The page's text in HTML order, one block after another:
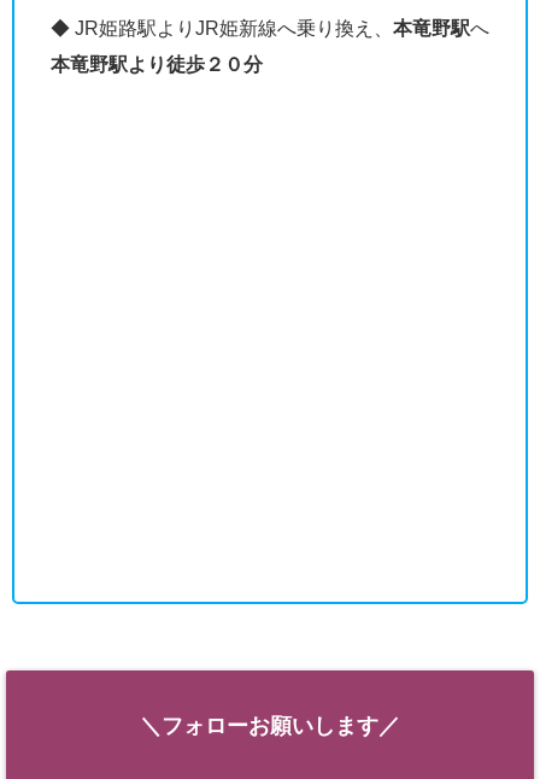
◆ JR姫路駅よりJR姫新線へ乗り換え、 本竜野駅へ
本竜野駅より徒歩２０分
＼フォローお願いします／